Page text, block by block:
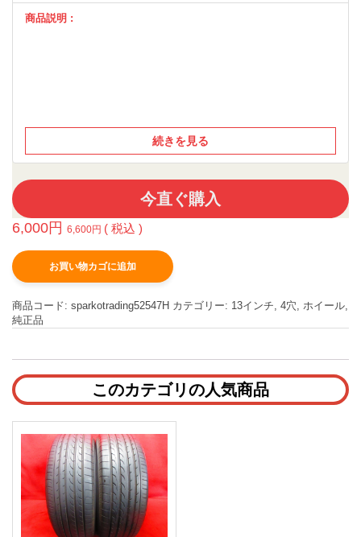
商品説明 :
続きを見る
今直ぐ購入
6,000円 6,600円 ( 税込 )
お買い物カゴに追加
商品コード: sparkotrading52547H カテゴリー: 13インチ 4穴 ホイール
純正品
このカテゴリの人気商品